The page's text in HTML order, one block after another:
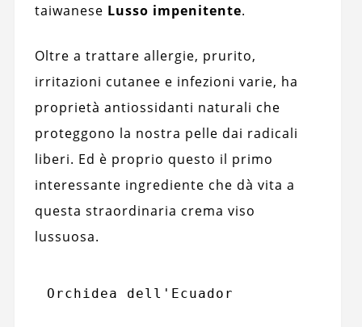
taiwanese Lusso impenitente.
Oltre a trattare allergie, prurito,
irritazioni cutanee e infezioni varie, ha
proprietà antiossidanti naturali che
proteggono la nostra pelle dai radicali
liberi. Ed è proprio questo il primo
interessante ingrediente che dà vita a
questa straordinaria crema viso
lussuosa.
Orchidea dell'Ecuador